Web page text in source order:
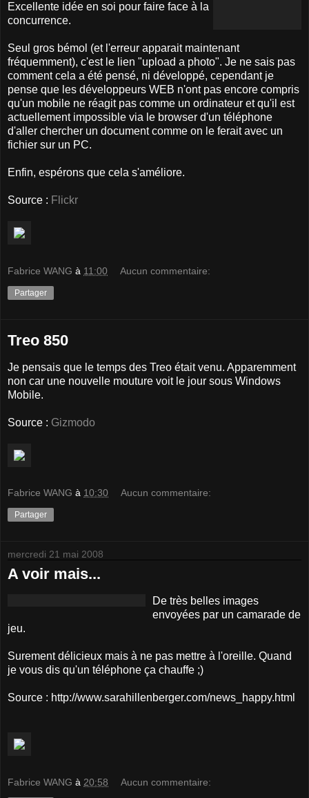
Excellente idée en soi pour faire face à la
concurrence.
Seul gros bémol (et l'erreur apparait maintenant
fréquemment), c'est le lien "upload a photo". Je ne sais pas
comment cela a été pensé, ni développé, cependant je
pense que les développeurs WEB n'ont pas encore compris
qu'un mobile ne réagit pas comme un ordinateur et qu'il est
actuellement impossible via le browser d'un téléphone
d'aller chercher un document comme on le ferait avec un
fichier sur un PC.
Enfin, espérons que cela s'améliore.
Source : Flickr
Fabrice WANG à 11:00 Aucun commentaire:
Partager
Treo 850
Je pensais que le temps des Treo était venu. Apparemment
non car une nouvelle mouture voit le jour sous Windows
Mobile.
Source : Gizmodo
Fabrice WANG à 10:30 Aucun commentaire:
Partager
mercredi 21 mai 2008
A voir mais...
De très belles images
envoyées par un camarade de
jeu.
Surement délicieux mais à ne pas mettre à l'oreille. Quand
je vous dis qu'un téléphone ça chauffe ;)
Source : http://www.sarahillenberger.com/news_happy.html
Fabrice WANG à 20:58 Aucun commentaire: